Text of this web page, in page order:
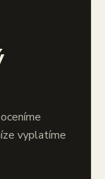
vyplatíme